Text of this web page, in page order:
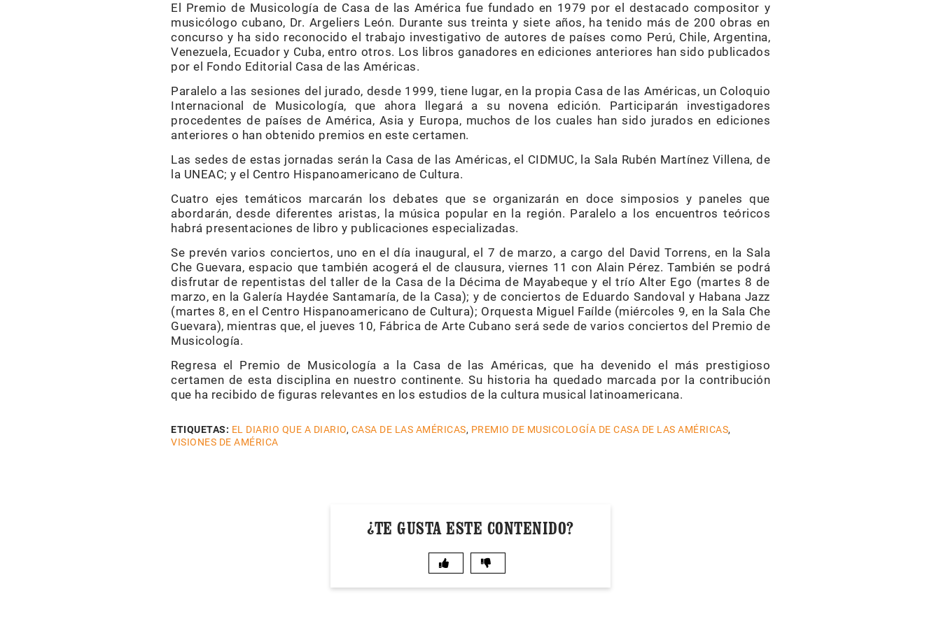
El Premio de Musicología de Casa de las América fue fundado en 1979 por el destacado compositor y
musicólogo cubano, Dr. Argeliers León. Durante sus treinta y siete años, ha tenido más de 200 obras en
concurso y ha sido reconocido el trabajo investigativo de autores de países como Perú, Chile, Argentina,
Venezuela, Ecuador y Cuba, entro otros. Los libros ganadores en ediciones anteriores han sido publicados
por el Fondo Editorial Casa de las Américas.
Paralelo a las sesiones del jurado, desde 1999, tiene lugar, en la propia Casa de las Américas, un Coloquio
Internacional de Musicología, que ahora llegará a su novena edición. Participarán investigadores
procedentes de países de América, Asia y Europa, muchos de los cuales han sido jurados en ediciones
anteriores o han obtenido premios en este certamen.
Las sedes de estas jornadas serán la Casa de las Américas, el CIDMUC, la Sala Rubén Martínez Villena, de
la UNEAC; y el Centro Hispanoamericano de Cultura.
Cuatro ejes temáticos marcarán los debates que se organizarán en doce simposios y paneles que
abordarán, desde diferentes aristas, la música popular en la región. Paralelo a los encuentros teóricos
habrá presentaciones de libro y publicaciones especializadas.
Se prevén varios conciertos, uno en el día inaugural, el 7 de marzo, a cargo del David Torrens, en la Sala
Che Guevara, espacio que también acogerá el de clausura, viernes 11 con Alain Pérez. También se podrá
disfrutar de repentistas del taller de la Casa de la Décima de Mayabeque y el trío Alter Ego (martes 8 de
marzo, en la Galería Haydée Santamaría, de la Casa); y de conciertos de Eduardo Sandoval y Habana Jazz
(martes 8, en el Centro Hispanoamericano de Cultura); Orquesta Miguel Faílde (miércoles 9, en la Sala Che
Guevara), mientras que, el jueves 10, Fábrica de Arte Cubano será sede de varios conciertos del Premio de
Musicología.
Regresa el Premio de Musicología a la Casa de las Américas, que ha devenido el más prestigioso
certamen de esta disciplina en nuestro continente. Su historia ha quedado marcada por la contribución
que ha recibido de figuras relevantes en los estudios de la cultura musical latinoamericana.
ETIQUETAS: EL DIARIO QUE A DIARIO, CASA DE LAS AMÉRICAS, PREMIO DE MUSICOLOGÍA DE CASA DE LAS AMÉRICAS,
VISIONES DE AMÉRICA
¿TE GUSTA ESTE CONTENIDO?